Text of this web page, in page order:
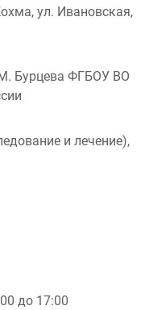
ул. Ивановская,
Бурцева ФГБОУ ВО
и лечение),
до 17:00